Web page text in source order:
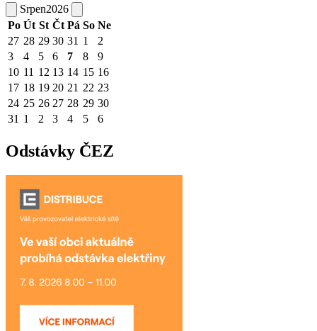
Srpen2026
Po Út St Čt Pá So Ne
27 28 29 30 31 1
2
3
4 5 6 7 8
9
10 11 12 13 14 15 16
17 18 19 20 21 22 23
24 25 26 27 28 29 30
31 1 2 3 4 5 6
Odstávky ČEZ